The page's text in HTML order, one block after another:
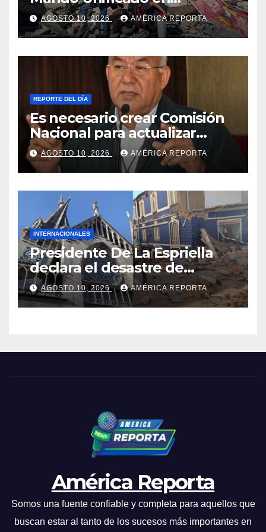
Colombia las víctimas ya
superan el centenar
AGOSTO 10, 2026 AMÉRICA REPORTA
REPORTE DEL DÍA
Es necesario crear Comisión
Nacional para actualizar
normas sismorresistentes y
planificación urbana
AGOSTO 10, 2026 AMÉRICA REPORTA
INTERNACIONALES
Presidente De La Espriella
declara el desastre de
carácter nacional tras
terremoto de magnitud 7,4
AGOSTO 10, 2026 AMÉRICA REPORTA
América Reporta
Somos una fuente confiable y completa para aquellos que
buscan estar al tanto de los sucesos más importantes en